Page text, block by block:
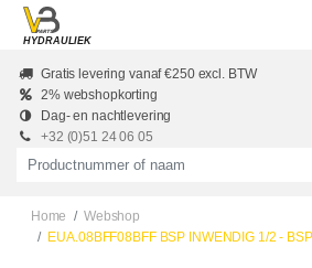
Skip to main content
HYDRAULIEK
Gratis levering vanaf €250 excl. BTW
2% webshopkorting
Dag- en nachtlevering
+32 (0)51 24 06 05
Productnummer of naam
Home
Webshop
EUA.08BFF08BFF BSP INWENDIG 1/2 -